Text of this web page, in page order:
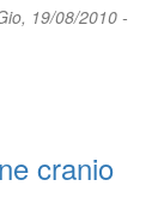
19/08/2010 -
cranio